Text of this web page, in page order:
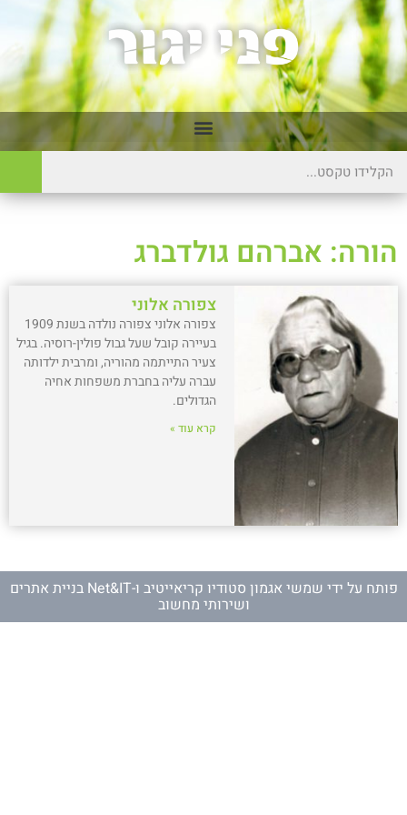
הורה: אברהם גולדברג
צפורה אלוני
צפורה אלוני צפורה נולדה בשנת 1909
בעיירה קובל שעל גבול פולין-רוסיה. בגיל
צעיר התייתמה מהוריה, ומרבית ילדותה
עברה עליה בחברת משפחות אחיה
הגדולים.
קרא עוד »
פותח על ידי שמשי אגמון סטודיו קריאייטיב ו- Net&IT בניית אתרים
ושירותי מחשוב